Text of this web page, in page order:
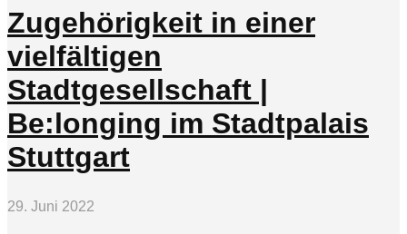
Zugehörigkeit in einer
vielfältigen
Stadtgesellschaft |
Be:longing im Stadtpalais
Stuttgart
29. Juni 2022